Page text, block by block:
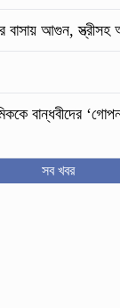
বাসায় আগুন,
বান্ধবীদের
সব খবর